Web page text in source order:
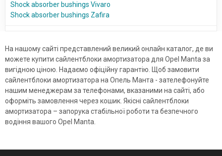
Shock absorber bushings Vivaro
Shock absorber bushings Zafira
На нашому сайті представлений великий онлайн каталог, де ви
можете купити сайлентблоки амортизатора для Opel Manta за
вигідною ціною. Надаємо офіційну гарантію. Щоб замовити
сайлентблоки амортизатора на Опель Манта - зателефонуйте
нашим менеджерам за телефонами, вказаними на сайті, або
оформіть замовлення через кошик. Якісні сайлентблоки
амортизатора – запорука стабільної роботи та безпечного
водіння вашого Opel Manta.